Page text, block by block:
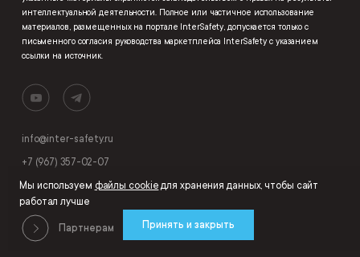
интеллектуальной деятельности. Полное или частичное использование
материалов, размещенных на портале InterSafety, допускается только с
письменного согласия руководства маркетплейса InterSafety с указанием
ссылки на источник.
info@inter-safety.ru
+7 (967) 357-02-07
Партнерам
Мы используем файлы cookieдля хранения данных, чтобы сайт
работал лучше
Принять и закрыть